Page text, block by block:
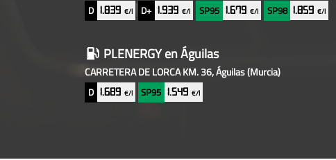
D 1.839 €/l D+ 1.939€/l SP95 1.679 €/l SP98 1.859€/l
PLENERGYen Águilas
CARRETERA DE LORCA KM. 36, Águilas(Murcia)
D 1.689 €/l SP95 1.549€/l